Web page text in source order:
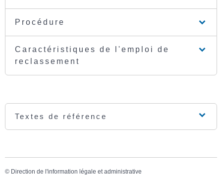
Procédure
Caractéristiques de l'emploi de
reclassement
Textes de référence
© Direction de l'information légale et administrative